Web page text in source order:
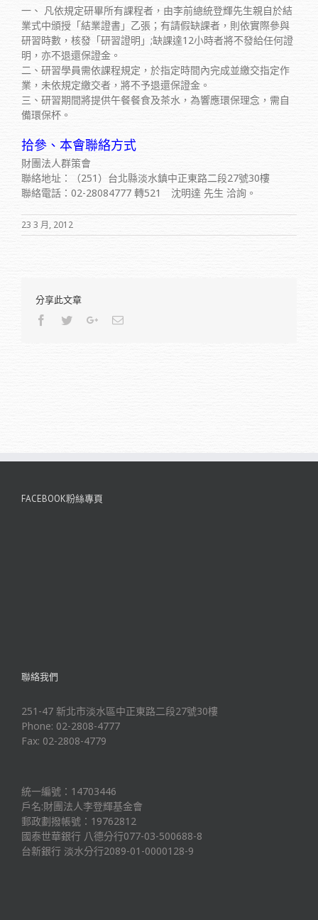
一、 凡依規定研畢所有課程者，由李前總統登輝先生親自於結
業式中頒授「結業證書」乙張；有請假缺課者，則依實際參與
研習時數，核發「研習證明」;缺課達12小時者將不發給任何證
明，亦不退還保證金。
二、研習學員需依課程規定，於指定時間內完成並繳交指定作
業，未依規定繳交者，將不予退還保證金。
三、研習期間將提供午餐餐食及茶水，為響應環保理念，需自
備環保杯。
拾參、本會聯絡方式
財團法人群策會
聯絡地址：（251）台北縣淡水鎮中正東路二段27號30樓
聯絡電話：02-28084777 轉521 沈明達 先生 洽詢。
23 3 月, 2012
分享此文章
Facebook
TwitterGoogle+Email
FACEBOOK粉絲專頁
聯絡我們
251-47 新北市淡水區中正東路二段27號30樓
Phone: 02-2808-4777
Fax: 02-2808-4779
統一編號：14703446
戶名:財團法人李登輝基金會
郵政劃撥帳號：19762812
國泰世華銀行 八德分行077-03-500688-8
台新銀行 淡水分行2089-01-0000128-9